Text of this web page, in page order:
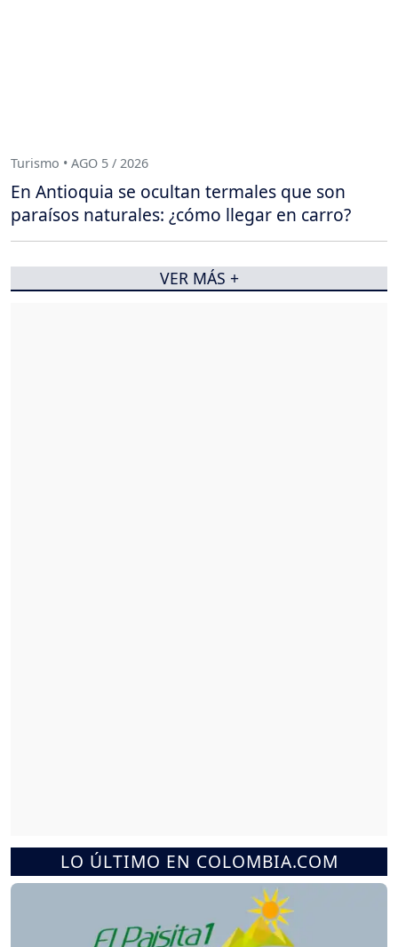
LO ÚLTIMO EN COLOMBIA.COM
Turismo • AGO 5 / 2026
En Antioquia se ocultan termales que son
paraísos naturales: ¿cómo llegar en carro?
VER MÁS +